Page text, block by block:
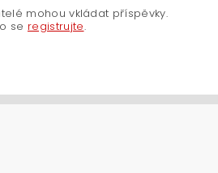
mohou vkládat příspěvky.
se registrujte.